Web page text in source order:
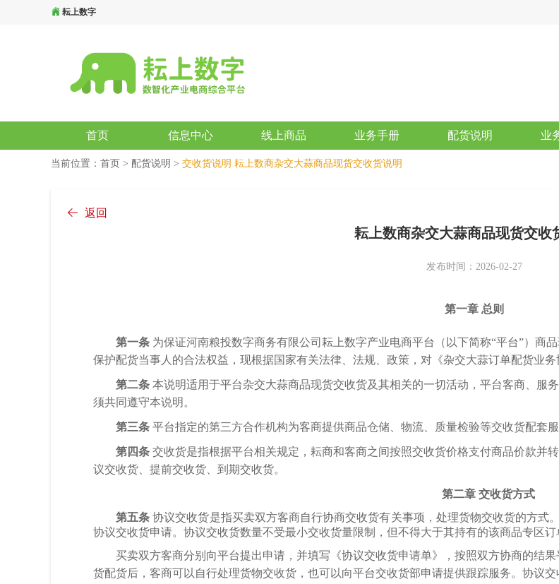
耘上数字
首页 信息中心 线上商品 业务手册 配货说明 业
当前位置： 首页 > 配货说明 > 交收货说明 耘上数商杂交大蒜商品现货交收货说明
返回
耘上数商杂交大蒜商品现货交收
发布时间：2026-02-27
第一章 总则
第一条 为保证河南粮投数字商务有限公司耘上数字产业电商平台（以下简称“平台”）商
保护配货当事人的合法权益，现根据国家有关法律、法规、政策，对《杂交大蒜订单配货业务
第二条 本说明适用于平台杂交大蒜商品现货交收货及其相关的一切活动，平台客商、服
须共同遵守本说明。
第三条 平台指定的第三方合作机构为客商提供商品仓储、物流、质量检验等交收货配套服
第四条 交收货是指根据平台相关规定，耘商和客商之间按照交收货价格支付商品价款并
议交收货、提前交收货、到期交收货。
第二章 交收货方式
第五条 协议交收货是指买卖双方客商自行协商交收货有关事项，处理货物交收货的方式
协议交收货申请。协议交收货数量不受最小交收货量限制，但不得大于其持有的该商品专区订
买卖双方客商分别向平台提出申请，并填写《协议交收货申请单》，按照双方协商的结
货配货后，客商可以自行处理货物交收货，也可以向平台交收货部申请提供跟踪服务。协议